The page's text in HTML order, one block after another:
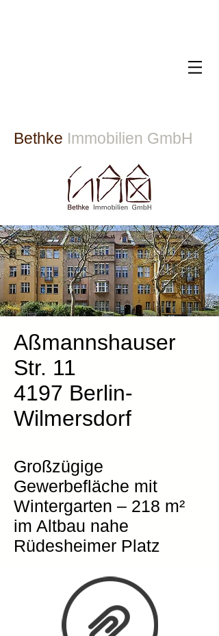
Bethke Immobilien GmbH​
Aßmannshauser
Str. 11
4197 Berlin-
Wilmersdorf
Großzügige
Gewerbefläche mit
Wintergarten – 218 m²
im Altbau nahe
Rüdesheimer Platz